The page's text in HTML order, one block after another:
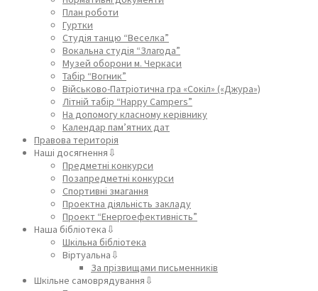
План роботи
Гуртки
Студія танцю “Веселка”
Вокальна студія “Злагода”
Музей оборони м. Черкаси
Табір “Вогник”
Військово-Патріотична гра «Сокіл» («Джура»)
Літній табір “Happy Campers”
На допомогу класному керівнику
Календар пам’ятних дат
Правова територія
Наші досягнення⇩
Предметні конкурси
Позапредметні конкурси
Спортивні змагання
Проектна діяльність закладу
Проект “Енергоефективність”
Наша бібліотека⇩
Шкільна бібліотека
Віртуальна⇩
За прізвищами письменників
Шкільне самоврядування⇩